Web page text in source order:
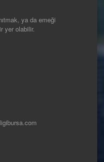
ya da emeği
yer olabilir.